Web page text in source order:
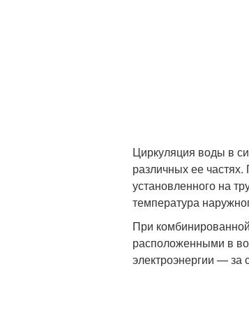
Циркуляция воды в
различных ее
установленного на
температура
При
расположенными в
электроэнергии — за